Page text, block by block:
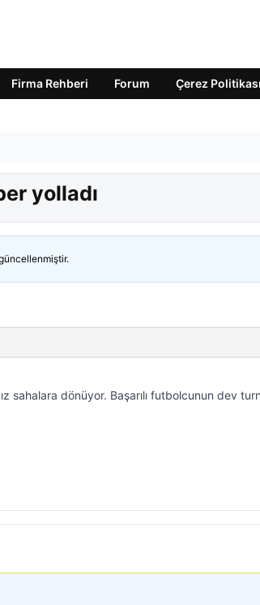
Firma Rehberi Forum Çerez Politikası
yolladı
sahalara dönüyor. Başarılı futbolcunun dev